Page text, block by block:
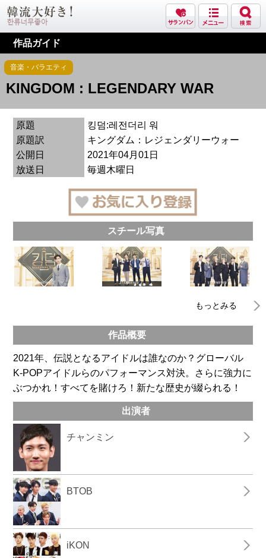
作品ガイド
音楽・バラエティ
KINGDOM : LEGENDARY WAR
原題
킹덤:레전더리 워
原題訳
キングダム：レジェンダリーウォー
公開日
2021年04月01日
放送日
毎週木曜日
スチール写真
もっとみる
作品概要
2021年、伝説となるアイドルは誰なのか？グローバル
K-POPアイドルらのパフォーマンス対決。さらに強力に
ぶつかれ！すべてを賭けろ！新たな歴史が綴られる！
出演者
チャンミン
BTOB
iKON